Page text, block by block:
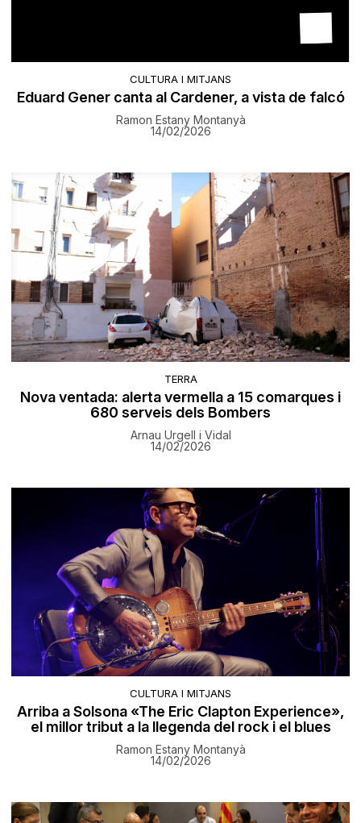
CULTURA I MITJANS
Eduard Gener canta al Cardener, a vista de falcó
Ramon Estany Montanyà
14/02/2026
TERRA
Nova ventada: alerta vermella a 15 comarques i
680 serveis dels Bombers
Arnau Urgell i Vidal
14/02/2026
CULTURA I MITJANS
Arriba a Solsona «The Eric Clapton Experience»,
el millor tribut a la llegenda del rock i el blues
Ramon Estany Montanyà
14/02/2026